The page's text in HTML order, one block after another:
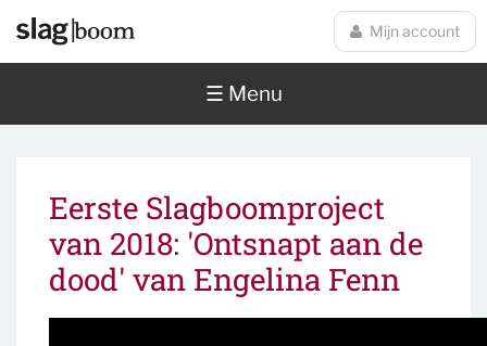
Mijn account
☰ Menu
Eerste Slagboomproject
van 2018: 'Ontsnapt aan de
dood' van Engelina Fenn